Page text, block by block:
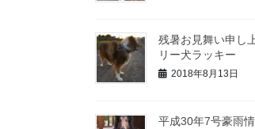
残暑お見舞い申し
リー犬ラッキー
2018年8月13日
平成30年7号豪雨